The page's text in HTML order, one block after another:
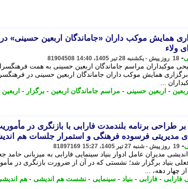
همایش موکب داران «جاماندگان اربعین حسینی» در
ولاء
- 18 روز پیش - یکشنبه 28 تیر 1405، 14:40 81904508
موکبداران مراسم جاماندگان اربعین حسینی به همت
همایش موکب داران جاماندگان اربعین حسینی در
...
- اربعین حسینی - مراسم جاماندگان اربعین - برگزار - اربعین
بر طراحی برنامه بلندمدت فارابی با بازنگری در
مدیریتی فرسوده فرهنگی و استمرار جلسات هم
- 19 روز پیش - شنبه 27 تیر 1405، 15:27 81897169
مدیران عامل ادوار بنیاد سینمایی فارابی به میزبانی حامد
بنیاد برگزار شد؛ نشستی که در آن از ضرورت بازنگری در
چهار دهه، ...
فارابی - فارابی - بنیاد - سینمایی - نشست هم اندیشی - هم